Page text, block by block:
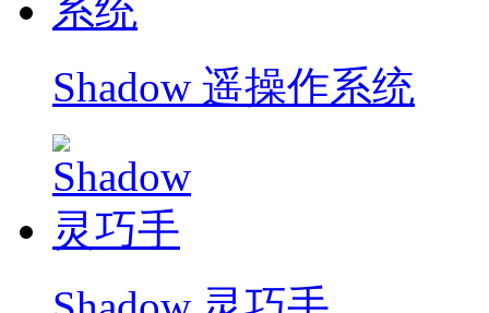
Shadow 遥操作系统